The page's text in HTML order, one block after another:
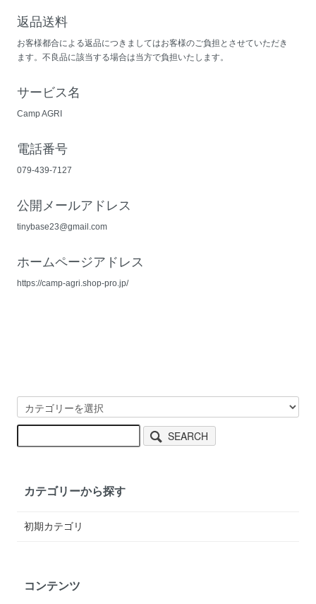
返品送料
お客様都合による返品につきましてはお客様のご負担とさせていただき
ます。不良品に該当する場合は当方で負担いたします。
サービス名
Camp AGRI
電話番号
079-439-7127
公開メールアドレス
tinybase23@gmail.com
ホームページアドレス
https://camp-agri.shop-pro.jp/
SEARCH
カテゴリーから探す
初期カテゴリ
コンテンツ